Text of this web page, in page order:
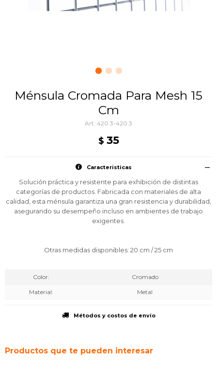
Ménsula Cromada Para Mesh 15
Cm
420.3-420.3
$ 35
Caracteristicas
Solución práctica y resistente para exhibición de distintas
categorías de productos. Fabricada con materiales de alta
calidad, esta ménsula garantiza una gran resistencia y durabilidad,
asegurando su desempeño incluso en ambientes de trabajo
exigentes.
Otras medidas disponibles: 20 cm / 25 cm
Color Cromado
Material Metal
Métodos y costos de envío
Productos que te pueden interesar